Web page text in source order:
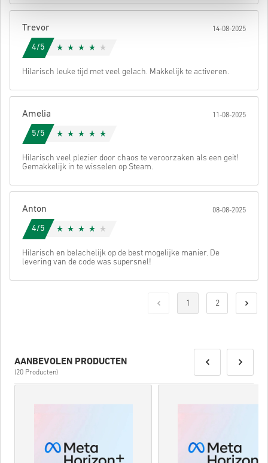
bekijken.
Trevor 14-08-2025
4/5
Hilarisch leuke tijd met veel gelach. Makkelijk te activeren.
Amelia 11-08-2025
5/5
Hilarisch veel plezier door chaos te veroorzaken als een geit!
Gemakkelijk in te wisselen op Steam.
Anton 08-08-2025
4/5
Hilarisch en belachelijk op de best mogelijke manier. De
levering van de code was supersnel!
1 2
AANBEVOLEN PRODUCTEN
(20 Producten)